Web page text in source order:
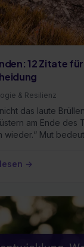
12 Zitate
& Resilienz
das laute
am Ende des
wieder.“ Mut
→